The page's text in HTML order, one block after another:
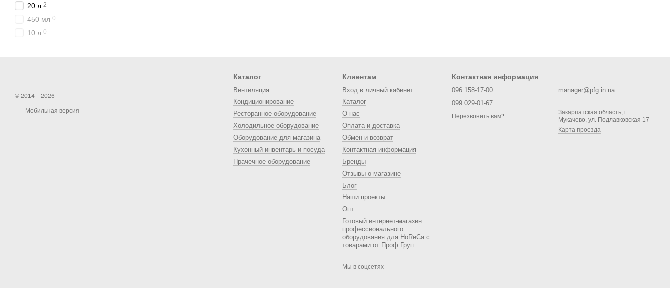
20 л 2
450 мл 0
10 л 0
© 2014—2026
Мобильная версия
Каталог
Вентиляция
Кондиционирование
Ресторанное оборудование
Холодильное оборудование
Оборудование для магазина
Кухонный инвентарь и посуда
Прачечное оборудование
Клиентам
Вход в личный кабинет
Каталог
О нас
Оплата и доставка
Обмен и возврат
Контактная информация
Бренды
Отзывы о магазине
Блог
Наши проекты
Опт
Готовый интернет-магазин
профессионального
оборудования для HoReCa с
товарами от Проф Груп
Мы в соцсетях
Контактная информация
096 158-17-00
099 029-01-67
Перезвонить вам?
manager@pfg.in.ua
Закарпатская область, г.
Мукачево, ул. Подлавковская 17
Карта проезда